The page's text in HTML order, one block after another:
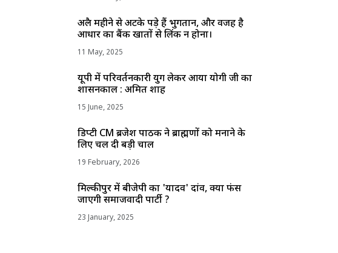
अप्रैल महीने से अटके पड़े हैं भुगतान, और वजह है
आधार का बैंक खातों से लिंक न होना।
11 May, 2025
यूपी में परिवर्तनकारी युग लेकर आया योगी जी का
शासनकाल : अमित शाह
15 June, 2025
डिप्टी CM ब्रजेश पाठक ने ब्राह्मणों को मनाने के
लिए चल दी बड़ी चाल
19 February, 2026
मिल्कीपुर में बीजेपी का 'यादव' दांव, क्या फंस
जाएगी समाजवादी पार्टी ?
23 January, 2025